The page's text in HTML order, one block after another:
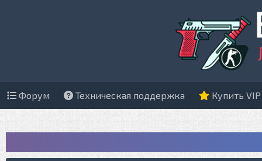
Форум Техническая поддержка Купить VIP